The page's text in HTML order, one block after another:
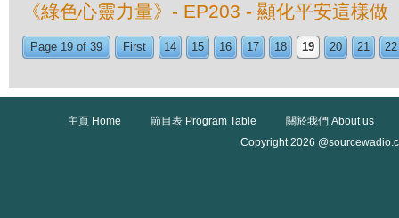
《綠色心靈力量》- EP203 - 顯化平安這樣做
Page 19 of 39 First 14 15 16 17 18 19 20 21 22
主頁 Home 節目表 Program Table
關於我們 About us
Copyright 2026